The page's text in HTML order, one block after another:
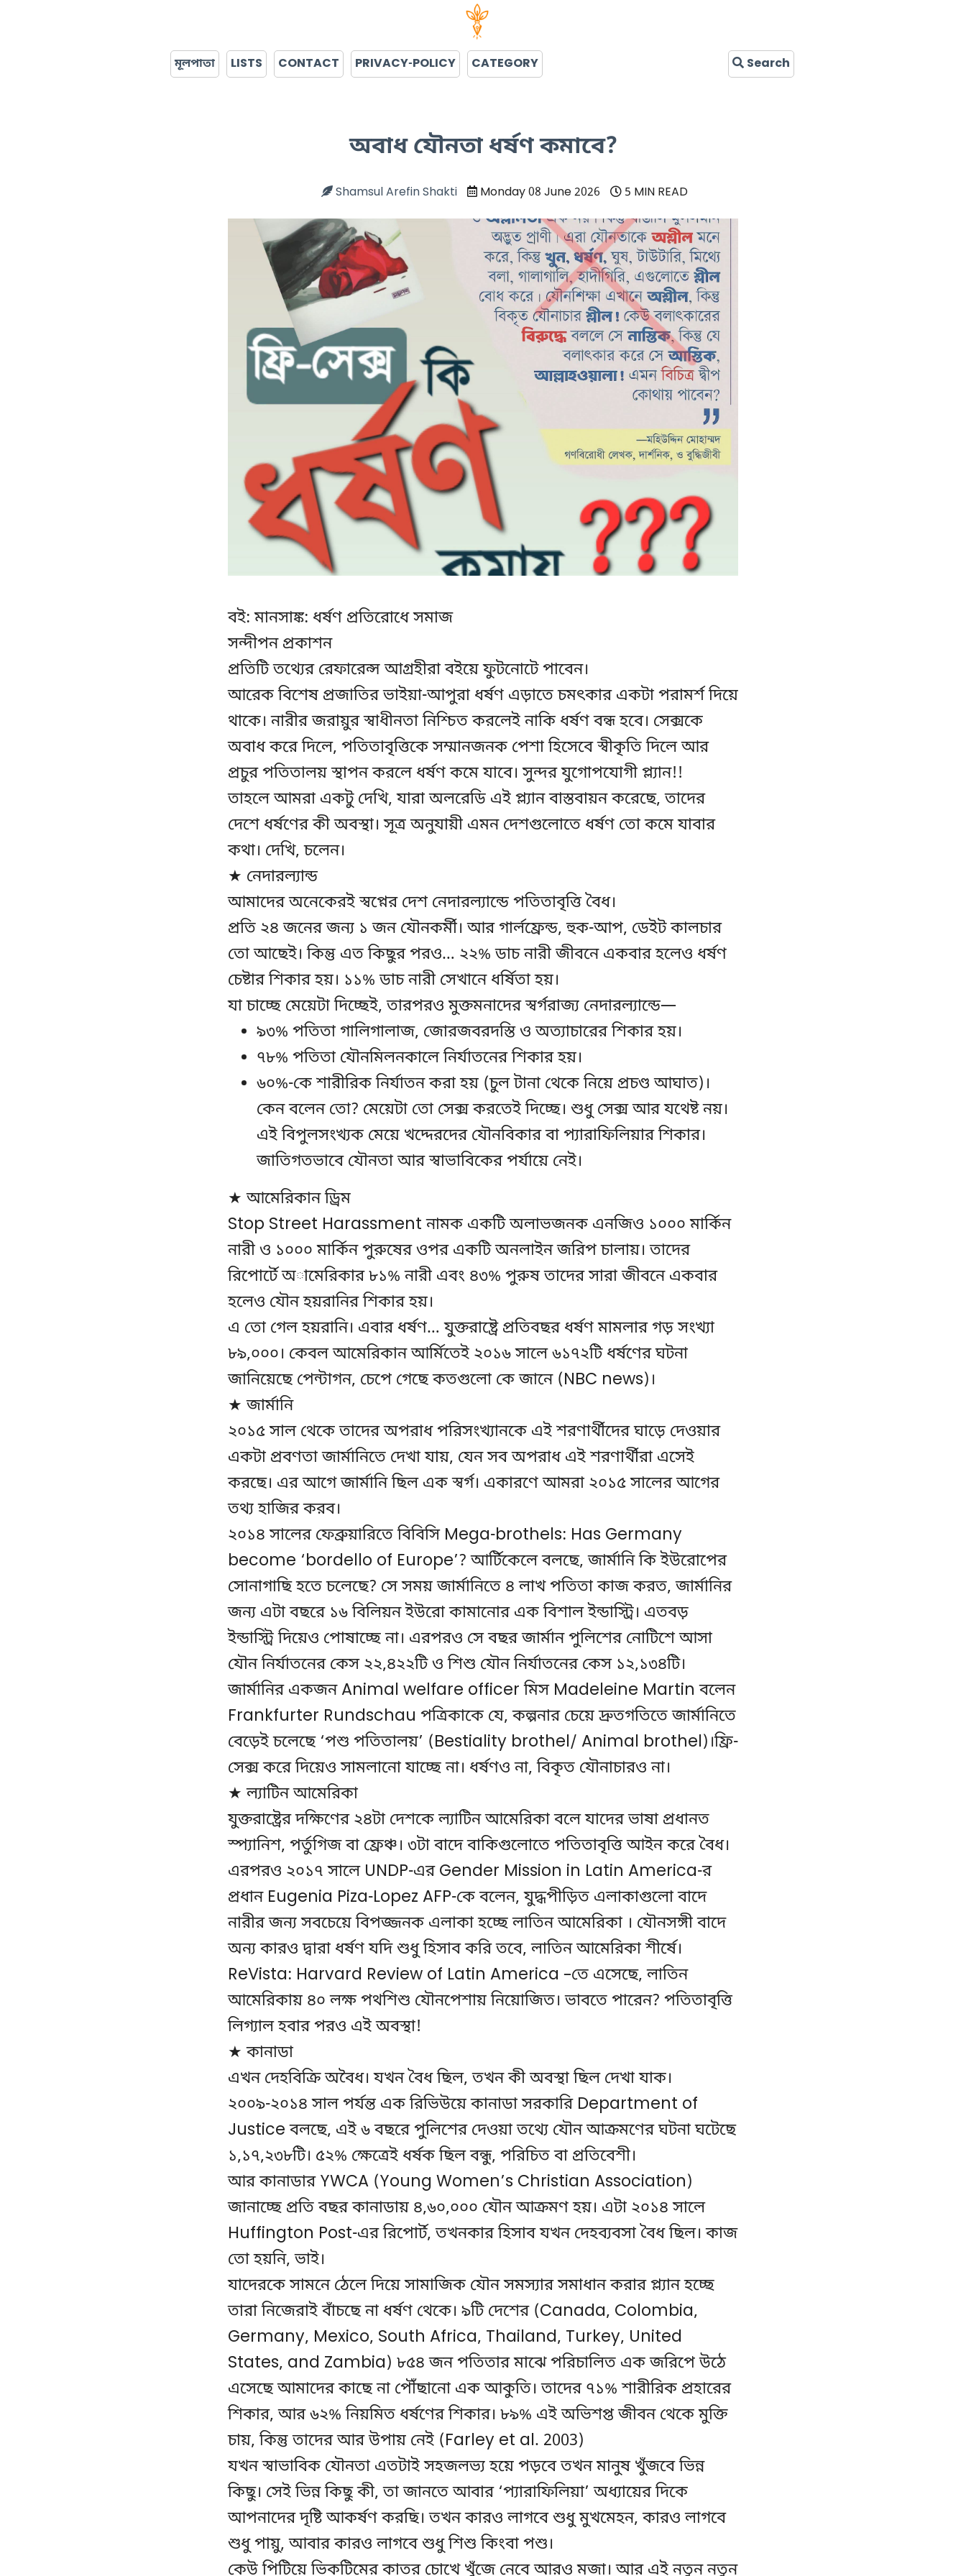
মূলপাতা LISTS CONTACT PRIVACY-POLICY CATEGORY Search
অবাধ যৌনতা ধর্ষণ কমাবে?
Shamsul Arefin Shakti Monday 08 June 2026 5 MIN READ
বই: মানসাঙ্ক: ধর্ষণ প্রতিরোধে সমাজ
সন্দীপন প্রকাশন
প্রতিটি তথ্যের রেফারেন্স আগ্রহীরা বইয়ে ফুটনোটে পাবেন।
আরেক বিশেষ প্রজাতির ভাইয়া-আপুরা ধর্ষণ এড়াতে চমৎকার একটা পরামর্শ দিয়ে
থাকে। নারীর জরায়ুর স্বাধীনতা নিশ্চিত করলেই নাকি ধর্ষণ বন্ধ হবে। সেক্সকে
অবাধ করে দিলে, পতিতাবৃত্তিকে সম্মানজনক পেশা হিসেবে স্বীকৃতি দিলে আর
প্রচুর পতিতালয় স্থাপন করলে ধর্ষণ কমে যাবে। সুন্দর যুগোপযোগী প্ল্যান!!
তাহলে আমরা একটু দেখি, যারা অলরেডি এই প্ল্যান বাস্তবায়ন করেছে, তাদের
দেশে ধর্ষণের কী অবস্থা। সূত্র অনুযায়ী এমন দেশগুলোতে ধর্ষণ তো কমে যাবার
কথা। দেখি, চলেন।
★ নেদারল্যান্ড
আমাদের অনেকেরই স্বপ্নের দেশ নেদারল্যান্ডে পতিতাবৃত্তি বৈধ।
প্রতি ২৪ জনের জন্য ১ জন যৌনকর্মী। আর গার্লফ্রেন্ড, হুক-আপ, ডেইট কালচার
তো আছেই। কিন্তু এত কিছুর পরও… ২২% ডাচ নারী জীবনে একবার হলেও ধর্ষণ
চেষ্টার শিকার হয়। ১১% ডাচ নারী সেখানে ধর্ষিতা হয়।
যা চাচ্ছে মেয়েটা দিচ্ছেই, তারপরও মুক্তমনাদের স্বর্গরাজ্য নেদারল্যান্ডে—
৯৩% পতিতা গালিগালাজ, জোরজবরদস্তি ও অত্যাচারের শিকার হয়।
৭৮% পতিতা যৌনমিলনকালে নির্যাতনের শিকার হয়।
৬০%-কে শারীরিক নির্যাতন করা হয় (চুল টানা থেকে নিয়ে প্রচণ্ড আঘাত)।
কেন বলেন তো? মেয়েটা তো সেক্স করতেই দিচ্ছে। শুধু সেক্স আর যথেষ্ট নয়।
এই বিপুলসংখ্যক মেয়ে খদ্দেরদের যৌনবিকার বা প্যারাফিলিয়ার শিকার।
জাতিগতভাবে যৌনতা আর স্বাভাবিকের পর্যায়ে নেই।
★ আমেরিকান ড্রিম
Stop Street Harassment নামক একটি অলাভজনক এনজিও ১০০০ মার্কিন
নারী ও ১০০০ মার্কিন পুরুষের ওপর একটি অনলাইন জরিপ চালায়। তাদের
রিপোর্টে অামেরিকার ৮১% নারী এবং ৪৩% পুরুষ তাদের সারা জীবনে একবার
হলেও যৌন হয়রানির শিকার হয়।
এ তো গেল হয়রানি। এবার ধর্ষণ… যুক্তরাষ্ট্রে প্রতিবছর ধর্ষণ মামলার গড় সংখ্যা
৮৯,০০০। কেবল আমেরিকান আর্মিতেই ২০১৬ সালে ৬১৭২টি ধর্ষণের ঘটনা
জানিয়েছে পেন্টাগন, চেপে গেছে কতগুলো কে জানে (NBC news)।
★ জার্মানি
২০১৫ সাল থেকে তাদের অপরাধ পরিসংখ্যানকে এই শরণার্থীদের ঘাড়ে দেওয়ার
একটা প্রবণতা জার্মানিতে দেখা যায়, যেন সব অপরাধ এই শরণার্থীরা এসেই
করছে। এর আগে জার্মানি ছিল এক স্বর্গ। একারণে আমরা ২০১৫ সালের আগের
তথ্য হাজির করব।
২০১৪ সালের ফেব্রুয়ারিতে বিবিসি Mega-brothels: Has Germany
become ‘bordello of Europe’? আর্টিকেলে বলছে, জার্মানি কি ইউরোপের
সোনাগাছি হতে চলেছে? সে সময় জার্মানিতে ৪ লাখ পতিতা কাজ করত, জার্মানির
জন্য এটা বছরে ১৬ বিলিয়ন ইউরো কামানোর এক বিশাল ইন্ডাস্ট্রি। এতবড়
ইন্ডাস্ট্রি দিয়েও পোষাচ্ছে না। এরপরও সে বছর জার্মান পুলিশের নোটিশে আসা
যৌন নির্যাতনের কেস ২২,৪২২টি ও শিশু যৌন নির্যাতনের কেস ১২,১৩৪টি।
জার্মানির একজন Animal welfare officer মিস Madeleine Martin বলেন
Frankfurter Rundschau পত্রিকাকে যে, কল্পনার চেয়ে দ্রুতগতিতে জার্মানিতে
বেড়েই চলেছে ‘পশু পতিতালয়’ (Bestiality brothel/ Animal brothel)।ফ্রি-
সেক্স করে দিয়েও সামলানো যাচ্ছে না। ধর্ষণও না, বিকৃত যৌনাচারও না।
★ ল্যাটিন আমেরিকা
যুক্তরাষ্ট্রের দক্ষিণের ২৪টা দেশকে ল্যাটিন আমেরিকা বলে যাদের ভাষা প্রধানত
স্প্যানিশ, পর্তুগিজ বা ফ্রেঞ্চ। ৩টা বাদে বাকিগুলোতে পতিতাবৃত্তি আইন করে বৈধ।
এরপরও ২০১৭ সালে UNDP-এর Gender Mission in Latin America-র
প্রধান Eugenia Piza-Lopez AFP-কে বলেন, যুদ্ধপীড়িত এলাকাগুলো বাদে
নারীর জন্য সবচেয়ে বিপজ্জনক এলাকা হচ্ছে লাতিন আমেরিকা । যৌনসঙ্গী বাদে
অন্য কারও দ্বারা ধর্ষণ যদি শুধু হিসাব করি তবে, লাতিন আমেরিকা শীর্ষে।
ReVista: Harvard Review of Latin America –তে এসেছে, লাতিন
আমেরিকায় ৪০ লক্ষ পথশিশু যৌনপেশায় নিয়োজিত। ভাবতে পারেন? পতিতাবৃত্তি
লিগ্যাল হবার পরও এই অবস্থা!
★ কানাডা
এখন দেহবিক্রি অবৈধ। যখন বৈধ ছিল, তখন কী অবস্থা ছিল দেখা যাক।
২০০৯-২০১৪ সাল পর্যন্ত এক রিভিউয়ে কানাডা সরকারি Department of
Justice বলছে, এই ৬ বছরে পুলিশের দেওয়া তথ্যে যৌন আক্রমণের ঘটনা ঘটেছে
১,১৭,২৩৮টি। ৫২% ক্ষেত্রেই ধর্ষক ছিল বন্ধু, পরিচিত বা প্রতিবেশী।
আর কানাডার YWCA (Young Women’s Christian Association)
জানাচ্ছে প্রতি বছর কানাডায় ৪,৬০,০০০ যৌন আক্রমণ হয়। এটা ২০১৪ সালে
Huffington Post-এর রিপোর্ট, তখনকার হিসাব যখন দেহব্যবসা বৈধ ছিল। কাজ
তো হয়নি, ভাই।
যাদেরকে সামনে ঠেলে দিয়ে সামাজিক যৌন সমস্যার সমাধান করার প্ল্যান হচ্ছে
তারা নিজেরাই বাঁচছে না ধর্ষণ থেকে। ৯টি দেশের (Canada, Colombia,
Germany, Mexico, South Africa, Thailand, Turkey, United
States, and Zambia) ৮৫৪ জন পতিতার মাঝে পরিচালিত এক জরিপে উঠে
এসেছে আমাদের কাছে না পৌঁছানো এক আকুতি। তাদের ৭১% শারীরিক প্রহারের
শিকার, আর ৬২% নিয়মিত ধর্ষণের শিকার। ৮৯% এই অভিশপ্ত জীবন থেকে মুক্তি
চায়, কিন্তু তাদের আর উপায় নেই (Farley et al. 2003)
যখন স্বাভাবিক যৌনতা এতটাই সহজলভ্য হয়ে পড়বে তখন মানুষ খুঁজবে ভিন্ন
কিছু। সেই ভিন্ন কিছু কী, তা জানতে আবার ‘প্যারাফিলিয়া’ অধ্যায়ের দিকে
আপনাদের দৃষ্টি আকর্ষণ করছি। তখন কারও লাগবে শুধু মুখমেহন, কারও লাগবে
শুধু পায়ু, আবার কারও লাগবে শুধু শিশু কিংবা পশু।
কেউ পিটিয়ে ভিকটিমের কাতর চোখে খুঁজে নেবে আরও মজা। আর এই নতুন নতুন